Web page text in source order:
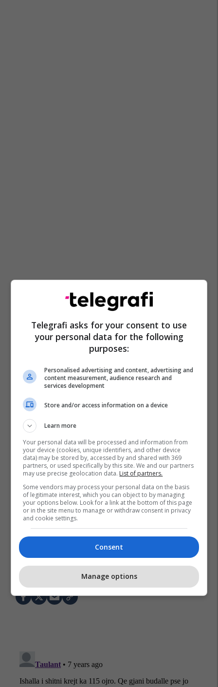
Ac Milan
Rtv Dukagjini
Telegrafi asks for your consent to use
your personal data for the following
purposes:
Personalised advertising and content, advertising and
content measurement, audience research and
services development
Store and/or access information on a device
Learn more
Your personal data will be processed and information from
your device (cookies, unique identifiers, and other device
data) may be stored by, accessed by and shared with 369
partners, or used specifically by this site. We and our partners
may use precise geolocation data. List of partners.
Some vendors may process your personal data on the basis
of legitimate interest, which you can object to by managing
your options below. Look for a link at the bottom of this page
or in the site menu to manage or withdraw consent in privacy
and cookie settings.
Consent
Manage options